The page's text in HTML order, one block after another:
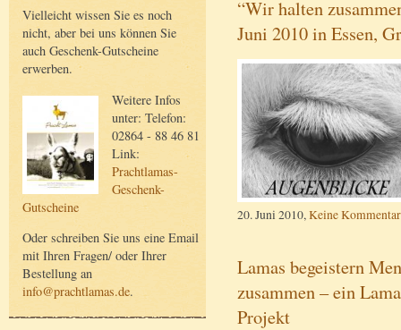
Vielleicht wissen Sie es noch
nicht, aber bei uns können Sie
auch Geschenk-Gutscheine
erwerben.
Weitere Infos
unter: Telefon:
02864 - 88 46 81
Link:
Prachtlamas-
Geschenk-
Gutscheine
Oder schreiben Sie uns eine Email
mit Ihren Fragen/ oder Ihrer
Bestellung an
info@prachtlamas.de.
“Wir halten
Juni 2010 in Essen,
20. Juni 2010, Keine
Lamas begeistern
zusammen – ein
Projekt